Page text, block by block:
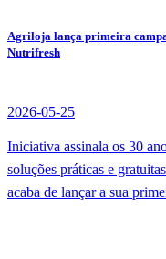
Agriloja lança primeira
Nutrifresh
2026-05-25
Iniciativa assinala os 30
soluções práticas e
acaba de lançar a sua